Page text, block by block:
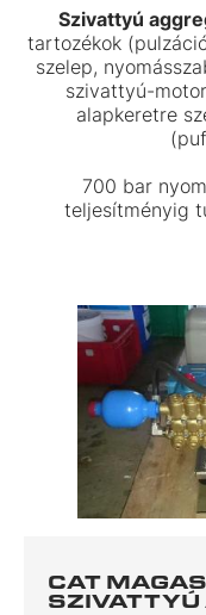
Szivattyú
tartozékok
szelep,
szivattyú-
alapkeretre
700 bar
teljesítményig
CAT
SZIVATTYÚ